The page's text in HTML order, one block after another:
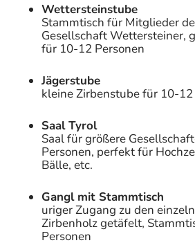
Wettersteinstube
Stammtisch für Mitglieder
Gesellschaft Wettersteiner,
für 10-12 Personen
Jägerstube
kleine Zirbenstube für 10-12
Saal Tyrol
Saal für größere
Personen, perfekt für
Bälle, etc.
Gangl mit Stammtisch
uriger Zugang zu den
Zirbenholz getäfelt,
Personen